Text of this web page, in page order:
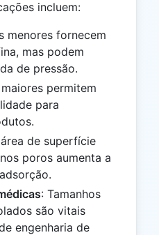
incluem:
menores fornecem
mas podem
de pressão.
permitem
para
de superfície
poros aumenta a
: Tamanhos
são vitais
engenharia de